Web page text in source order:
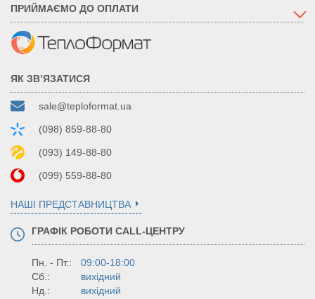
ПРИЙМАЄМО ДО ОПЛАТИ
ЯК ЗВ’ЯЗАТИСЯ
sale@teploformat.ua
(098) 859-88-80
(093) 149-88-80
(099) 559-88-80
НАШІ ПРЕДСТАВНИЦТВА
ГРАФІК РОБОТИ CALL-ЦЕНТРУ
Пн. - Пт.:
09:00-18:00
Сб.:
вихідний
Нд.:
вихідний